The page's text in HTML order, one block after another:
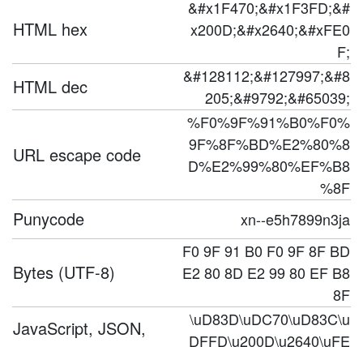
HTML hex
&#x1F470;&#x1F3FD;&#
x200D;&#x2640;&#xFE0
F;
HTML dec
&#128112;&#127997;&#8
205;&#9792;&#65039;
URL escape code
%F0%9F%91%B0%F0%
9F%8F%BD%E2%80%8
D%E2%99%80%EF%B8
%8F
Punycode xn--e5h7899n3ja
Bytes (UTF-8)
F0 9F 91 B0 F0 9F 8F BD
E2 80 8D E2 99 80 EF B8
8F
JavaScript, JSON,
\uD83D\uDC70\uD83C\u
DFFD\u200D\u2640\uFE